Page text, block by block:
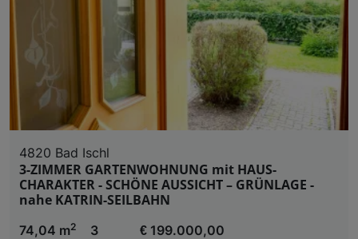
4820 Bad Ischl
3-ZIMMER GARTENWOHNUNG mit HAUS-
CHARAKTER - SCHÖNE AUSSICHT – GRÜNLAGE -
nahe KATRIN-SEILBAHN
74,04 m2
3 € 199.000,00